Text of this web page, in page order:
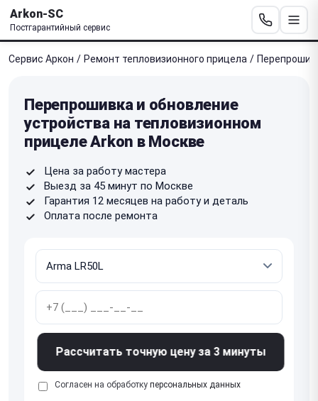
Arkon-SC
Постгарантийный сервис
Сервис Аркон / Ремонт тепловизионного прицела /
Перепрошивка и обновление
устройства на тепловизионном
прицеле Arkon в Москве
Цена за работу мастера
Выезд за 45 минут по Москве
Гарантия 12 месяцев на работу и деталь
Оплата после ремонта
Рассчитать точную цену за 3 минуты
Согласен на обработку персональных данных